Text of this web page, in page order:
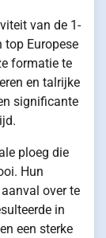
van de 1-
top Europese
formatie te
en talrijke
significante
ploeg die
Hun
over te
in
een sterke